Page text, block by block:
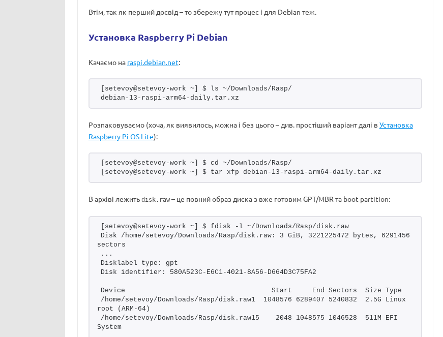
Втім, так як перший досвід – то збережу тут процес і для Debian теж.
Установка Raspberry Pi Debian
Качаємо на raspi.debian.net:
[setevoy@setevoy-work ~] $ ls ~/Downloads/Rasp/
debian-13-raspi-arm64-daily.tar.xz
Розпаковуваємо (хоча, як виявилось, можна і без цього – див. простіший варіант далі в Установка
Raspberry Pi OS Lite):
[setevoy@setevoy-work ~] $ cd ~/Downloads/Rasp/
[setevoy@setevoy-work ~] $ tar xfp debian-13-raspi-arm64-daily.tar.xz
В архіві лежить disk.raw– це повний образ диска з вже готовим GPT/MBR та boot partition:
[setevoy@setevoy-work ~] $ fdisk -l ~/Downloads/Rasp/disk.raw
Disk /home/setevoy/Downloads/Rasp/disk.raw: 3 GiB, 3221225472 bytes, 6291456
sectors
...
Disklabel type: gpt
Disk identifier: 580A523C-E6C1-4021-8A56-D664D3C75FA2
Device                                    Start     End Sectors  Size Type
/home/setevoy/Downloads/Rasp/disk.raw1  1048576 6289407 5240832  2.5G Linux
root (ARM-64)
/home/setevoy/Downloads/Rasp/disk.raw15    2048 1048575 1046528  511M EFI
System